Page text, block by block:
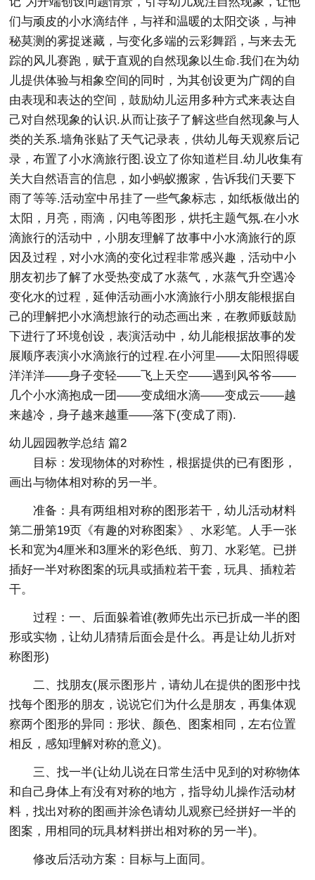
们与顽皮的小水滴结伴，与祥和温暖的太阳交谈，与神
秘莫测的雾捉迷藏，与变化多端的云彩舞蹈，与来去无
踪的风儿赛跑，赋于直观的自然现象以生命.我们在为幼
儿提供体验与相象空间的同时，为其创设更为广阔的自
由表现和表达的空间，鼓励幼儿运用多种方式来表达自
己对自然现象的认识.从而让孩子了解这些自然现象与人
类的关系.墙角张贴了天气记录表，供幼儿每天观察后记
录，布置了小水滴旅行图.设立了你知道栏目.幼儿收集有
关大自然语言的信息，如小蚂蚁搬家，告诉我们天要下
雨了等等.活动室中吊挂了一些气象标志，如纸板做出的
太阳，月亮，雨滴，闪电等图形，烘托主题气氛.在小水
滴旅行的活动中，小朋友理解了故事中小水滴旅行的原
因及过程，对小水滴的变化过程非常感兴趣，活动中小
朋友初步了解了水受热变成了水蒸气，水蒸气升空遇冷
变化水的过程，延伸活动画小水滴旅行小朋友能根据自
己的理解把小水滴想旅行的动态画出来，在教师贩鼓励
下进行了环境创设，表演活动中，幼儿能根据故事的发
展顺序表演小水滴旅行的过程.在小河里——太阳照得暖
洋洋洋——身子变轻——飞上天空——遇到风爷爷——
几个小水滴抱成一团——变成细水滴——变成云——越
来越冷，身子越来越重——落下(变成了雨).
幼儿园园教学总结 篇2
目标：发现物体的对称性，根据提供的已有图形，
画出与物体相对称的另一半。
准备：具有两组相对称的图形若干，幼儿活动材料
第二册第19页《有趣的对称图案》、水彩笔。人手一张
长和宽为4厘米和3厘米的彩色纸、剪刀、水彩笔。已拼
插好一半对称图案的玩具或插粒若干套，玩具、插粒若
干。
过程：一、后面躲着谁(教师先出示已折成一半的图
形或实物，让幼儿猜猜后面会是什么。再是让幼儿折对
称图形)
二、找朋友(展示图形片，请幼儿在提供的图形中找
找每个图形的朋友，说说它们为什么是朋友，再集体观
察两个图形的异同：形状、颜色、图案相同，左右位置
相反，感知理解对称的意义)。
三、找一半(让幼儿说在日常生活中见到的对称物体
和自己身体上有没有对称的地方，指导幼儿操作活动材
料，找出对称的图画并涂色请幼儿观察已经拼好一半的
图案，用相同的玩具材料拼出相对称的另一半)。
修改后活动方案：目标与上面同。